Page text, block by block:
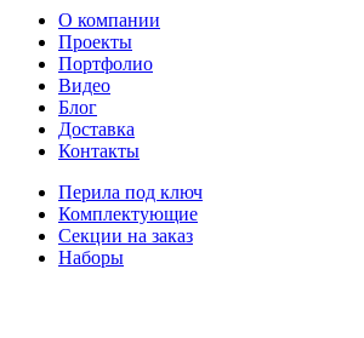
О компании
Проекты
Портфолио
Видео
Блог
Доставка
Контакты
Перила под ключ
Комплектующие
Секции на заказ
Наборы